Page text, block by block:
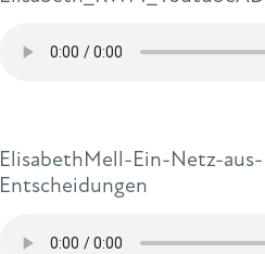
ElisabethMell-Ein-Netz-aus-
Entscheidungen